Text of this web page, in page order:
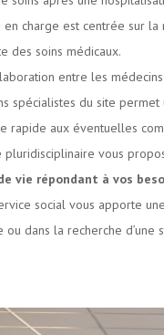
en charge est centrée sur
des soins médicaux.
entre les
spécialistes du site
rapide aux éventuelles
pluridisciplinaire vous
vie répondant à vos
social vous apporte
ou dans la recherche d’une